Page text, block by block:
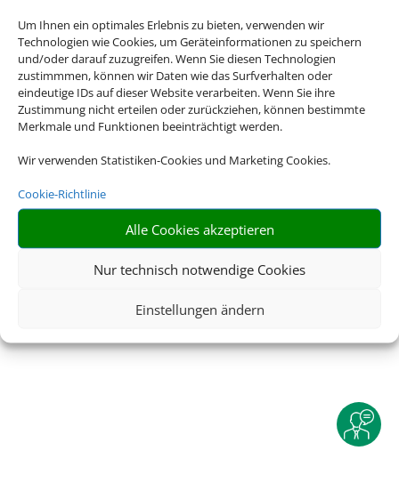
Um Ihnen ein optimales Erlebnis zu bieten, verwenden wir
Technologien wie Cookies, um Geräteinformationen zu speichern
und/oder darauf zuzugreifen. Wenn Sie diesen Technologien
zustimmmen, können wir Daten wie das Surfverhalten oder
eindeutige IDs auf dieser Website verarbeiten. Wenn Sie ihre
Zustimmung nicht erteilen oder zurückziehen, können bestimmte
Merkmale und Funktionen beeinträchtigt werden.
Wir verwenden Statistiken-Cookies und Marketing Cookies.
Cookie-Richtlinie
Alle Cookies akzeptieren
Nur technisch notwendige Cookies
Einstellungen ändern
Service| AGB|Blacklisted Airlines|
Barrierefreiheitserklärung